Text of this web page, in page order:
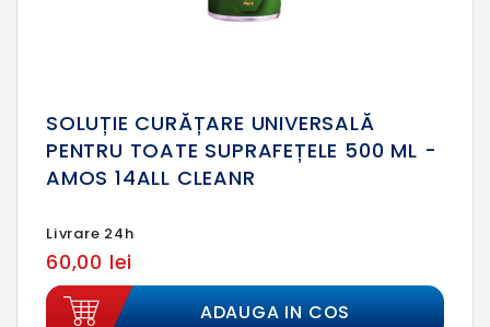
SOLUȚIE CURĂȚARE UNIVERSALĂ
PENTRU TOATE SUPRAFEȚELE 500 ML -
AMOS 14ALL CLEANR
Livrare 24h
60,00 lei
ADAUGA IN COS